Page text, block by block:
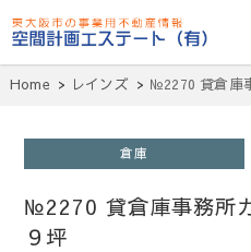
東大阪貸倉
庫・貸し工
場・賃貸事務
所・空室一
覧・空間計画
エステート
Home レインズ №2270 貸倉庫
倉庫
№2270 貸倉庫事務所
９坪